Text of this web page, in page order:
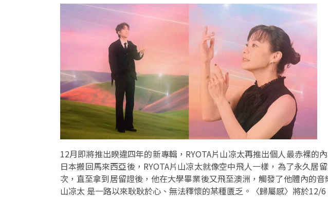
12月即將推出睽違四年的新專輯，RYOTA片山凉太再推出個人最赤裸的
日本搬回馬來西亞後，RYOTA片山凉太就像空中飛人一樣，為了永久居
次，直至拿到居留證後，他在大學畢業後又飛至澳洲，觸發了他體內的音
山凉太 是一路以來耿耿於心、無法釋懷的某種匱乏。〈歸屬感〉將於12/